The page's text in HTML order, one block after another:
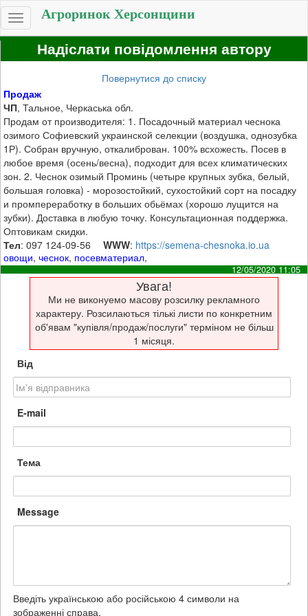
Toggle
navigation
Агроринок Херсонщини
Надіслати повідомлення автору
Повернутися до списку
Продаж
ЧП, Тальное, Черкаська обл.
Продам от производителя: 1. Посадочный материал чеснока
озимого Софиевский украинской селекции (воздушка, однозубка
1Р). Собран вручную, откалиброван. 100% всхожесть. Посев в
любое время (осень/весна), подходит для всех климатических
зон. 2. Чеснок озимый Проминь (четыре крупных зубка, белый,
большая головка) - морозостойкий, сухостойкий сорт на посадку
и промпереработку в больших обьёмах (хорошо лущится на
зубки). Доставка в любую точку. Консультационная поддержка.
Оптовикам скидки.
Тел: 097 124-09-56 WWW: https://semena-chesnoka.io.ua
овощи,чеснок, посевматериал,
12/05/2020 11:05
Увага!
Ми не виконуемо масову розсилку рекламного
характеру. Розсилаються тількі листи по конкретним
об'явам "купівля/продаж/послуги" терміном не більш
1 місяця.
Від
E-mail
Тема
Message
Введіть українською або російською 4 символи на
зображенні справа.